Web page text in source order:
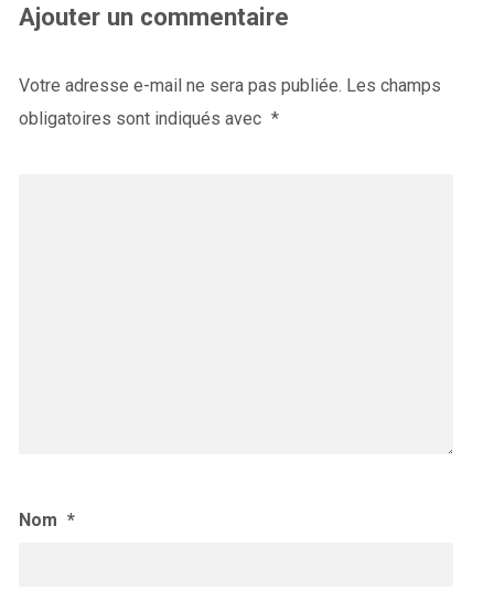
Ajouter un commentaire
Votre adresse e-mail ne sera pas publiée. Les champs
obligatoires sont indiqués avec *
Nom *